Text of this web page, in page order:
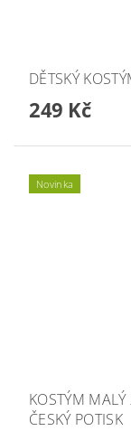
DĚTSKÝ
249 Kč
Novinka
KOSTÝM
ČESKÝ POTISK